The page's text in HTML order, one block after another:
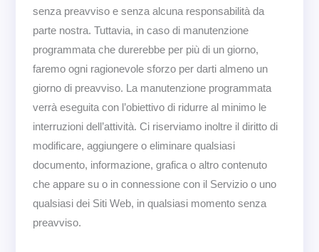
senza preavviso e senza alcuna responsabilità da
parte nostra. Tuttavia, in caso di manutenzione
programmata che durerebbe per più di un giorno,
faremo ogni ragionevole sforzo per darti almeno un
giorno di preavviso. La manutenzione programmata
verrà eseguita con l’obiettivo di ridurre al minimo le
interruzioni dell’attività. Ci riserviamo inoltre il diritto di
modificare, aggiungere o eliminare qualsiasi
documento, informazione, grafica o altro contenuto
che appare su o in connessione con il Servizio o uno
qualsiasi dei Siti Web, in qualsiasi momento senza
preavviso.